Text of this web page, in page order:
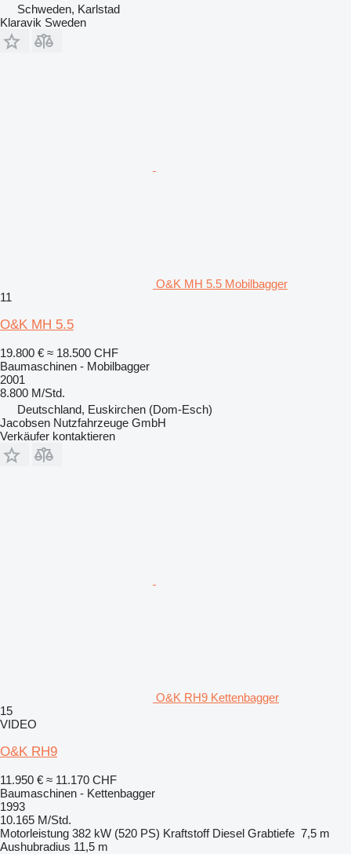
Schweden, Karlstad
Klaravik Sweden
O&K MH 5.5 Mobilbagger
11
O&K MH 5.5
19.800 € ≈ 18.500 CHF
Baumaschinen - Mobilbagger
2001
8.800 M/Std.
Deutschland, Euskirchen (Dom-Esch)
Jacobsen Nutzfahrzeuge GmbH
Verkäufer kontaktieren
O&K RH9 Kettenbagger
15
VIDEO
O&K RH9
11.950 € ≈ 11.170 CHF
Baumaschinen - Kettenbagger
1993
10.165 M/Std.
Motorleistung 382 kW (520 PS) Kraftstoff Diesel Grabtiefe 7,5 m
Aushubradius 11,5 m